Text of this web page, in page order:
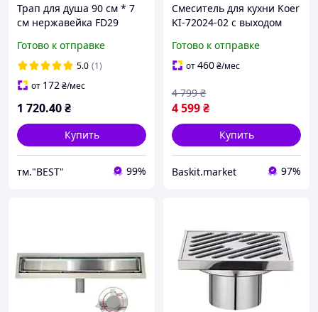
Трап для душа 90 см * 7
см нержавейка FD29
Готово к отправке
5.0 (1)
от 172₴/мес
1 720.40₴
Купить
тм."BEST" 99%
Смеситель для кухни Koer
KI-72024-02 с выходом
Нержавеющая сталь
Готово к отправке
от460₴/мес
4 599₴
4 799 ₴
Купить
Baskit.market 97%